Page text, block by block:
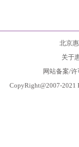
北京
关于
网站备案/
CopyRight@2007-2021